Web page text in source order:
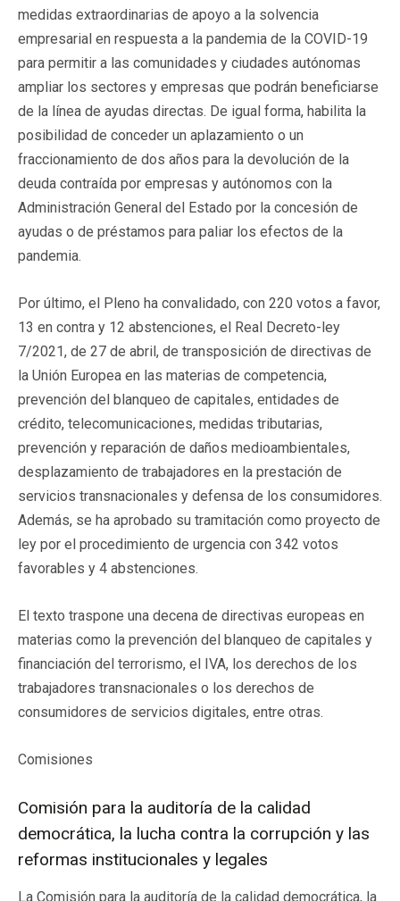
medidas extraordinarias de apoyo a la solvencia
empresarial en respuesta a la pandemia de la COVID-19
para permitir a las comunidades y ciudades autónomas
ampliar los sectores y empresas que podrán beneficiarse
de la línea de ayudas directas. De igual forma, habilita la
posibilidad de conceder un aplazamiento o un
fraccionamiento de dos años para la devolución de la
deuda contraída por empresas y autónomos con la
Administración General del Estado por la concesión de
ayudas o de préstamos para paliar los efectos de la
pandemia.
Por último, el Pleno ha convalidado, con 220 votos a favor,
13 en contra y 12 abstenciones, el Real Decreto-ley
7/2021, de 27 de abril, de transposición de directivas de
la Unión Europea en las materias de competencia,
prevención del blanqueo de capitales, entidades de
crédito, telecomunicaciones, medidas tributarias,
prevención y reparación de daños medioambientales,
desplazamiento de trabajadores en la prestación de
servicios transnacionales y defensa de los consumidores.
Además, se ha aprobado su tramitación como proyecto de
ley por el procedimiento de urgencia con 342 votos
favorables y 4 abstenciones.
El texto traspone una decena de directivas europeas en
materias como la prevención del blanqueo de capitales y
financiación del terrorismo, el IVA, los derechos de los
trabajadores transnacionales o los derechos de
consumidores de servicios digitales, entre otras.
Comisiones
Comisión para la auditoría de la calidad
democrática, la lucha contra la corrupción y las
reformas institucionales y legales
La Comisión para la auditoría de la calidad democrática, la